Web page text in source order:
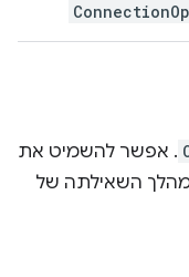
. אפשר להשמיט את
השאילתה של